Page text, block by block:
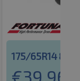
175/65R14 82T
€39.96